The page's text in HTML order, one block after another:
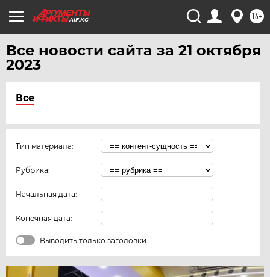
AIF.KG 16+
ЮГРА
ЯКУТИЯ
ЯМАЛ
ЯРОСЛАВЛЬ
Все новости сайта за 21 октября
2023
Все
Тип материала:
Рубрика:
Начальная дата:
Конечная дата:
Выводить только заголовки